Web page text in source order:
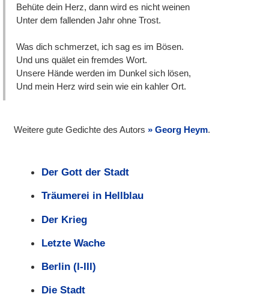
Behüte dein Herz, dann wird es nicht weinen
Unter dem fallenden Jahr ohne Trost.
Was dich schmerzet, ich sag es im Bösen.
Und uns quälet ein fremdes Wort.
Unsere Hände werden im Dunkel sich lösen,
Und mein Herz wird sein wie ein kahler Ort.
Weitere gute Gedichte des Autors Georg Heym.
Der Gott der Stadt
Träumerei in Hellblau
Der Krieg
Letzte Wache
Berlin (I-III)
Die Stadt